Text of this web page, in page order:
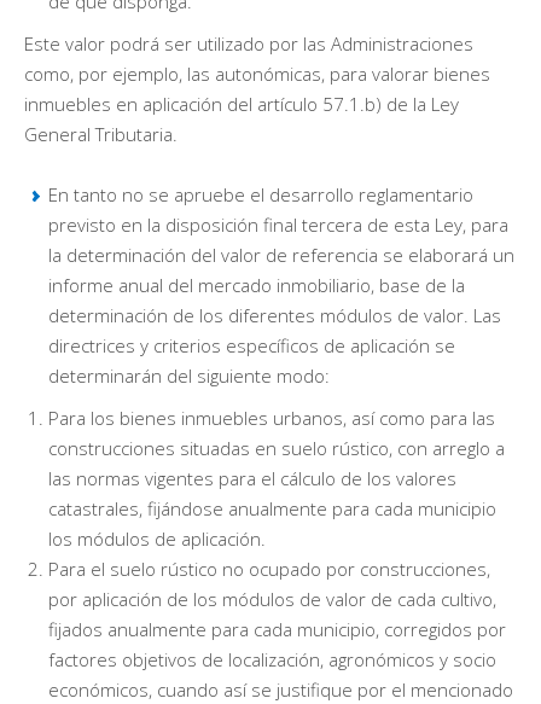
Este valor podrá ser utilizado por las Administraciones
como, por ejemplo, las autonómicas, para valorar bienes
inmuebles en aplicación del artículo 57.1.b) de la Ley
General Tributaria.
En tanto no se apruebe el desarrollo reglamentario
previsto en la disposición final tercera de esta Ley, para
la determinación del valor de referencia se elaborará un
informe anual del mercado inmobiliario, base de la
determinación de los diferentes módulos de valor. Las
directrices y criterios específicos de aplicación se
determinarán del siguiente modo:
Para los bienes inmuebles urbanos, así como para las
construcciones situadas en suelo rústico, con arreglo a
las normas vigentes para el cálculo de los valores
catastrales, fijándose anualmente para cada municipio
los módulos de aplicación.
Para el suelo rústico no ocupado por construcciones,
por aplicación de los módulos de valor de cada cultivo,
fijados anualmente para cada municipio, corregidos por
factores objetivos de localización, agronómicos y socio
económicos, cuando así se justifique por el mencionado